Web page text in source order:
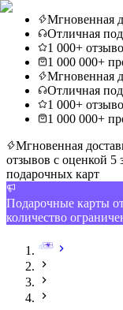
Мгновенная
Отличная
1 000+
1 000 000+
Мгновенная
Отличная
1 000+
1 000 000+
Мгновенная
отзывов с оценкой 5
подарочных карт
Подарочные карты
количество